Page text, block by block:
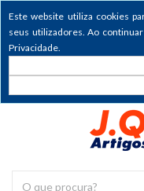
Este website utiliza cookies
seus utilizadores. Ao
Privacidade.